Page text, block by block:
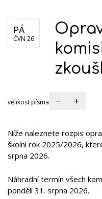
PÁ
ČVN 26
velikost písma − +
Níže naleznete rozpis
školní rok 2025/2026,
srpna 2026.
Náhradní termín všech
pondělí 31. srpna 2026.